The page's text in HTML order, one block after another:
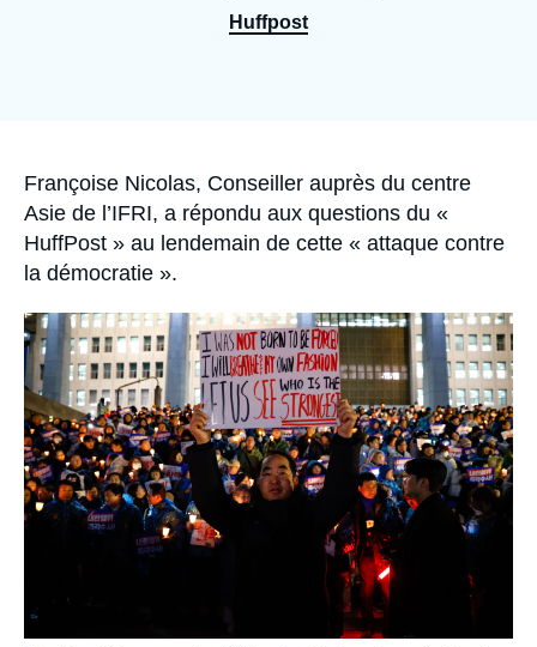
Huffpost
Accroche
Françoise Nicolas, Conseiller auprès du centre
Asie de l’IFRI, a répondu aux questions du «
HuffPost » au lendemain de cette « attaque contre
la démocratie ».
Image
principale
médiatique